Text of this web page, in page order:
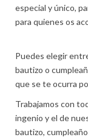
especial y único,
para quienes os
Puedes elegir
bautizo o
que se te ocurra
Trabajamos con
ingenio y el de
bautizo,